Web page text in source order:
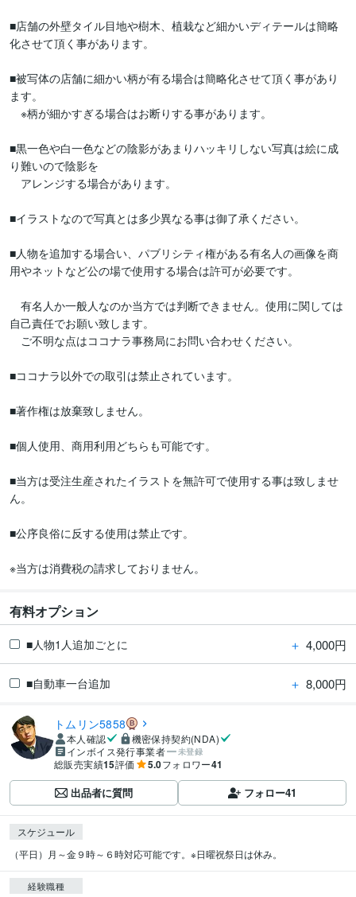
■店舗の外壁タイル目地や樹木、植栽など細かいディテールは簡略
化させて頂く事があります。
■被写体の店舗に細かい柄が有る場合は簡略化させて頂く事があり
ます。
※柄が細かすぎる場合はお断りする事があります。
■黒一色や白一色などの陰影があまりハッキリしない写真は絵に成
り難いので陰影を
アレンジする場合があります。
■イラストなので写真とは多少異なる事は御了承ください。
■人物を追加する場合い、パブリシティ権がある有名人の画像を商
用やネットなど公の場で使用する場合は許可が必要です。
有名人か一般人なのか当方では判断できません。使用に関しては
自己責任でお願い致します。
ご不明な点はココナラ事務局にお問い合わせください。
■ココナラ以外での取引は禁止されています。
■著作権は放棄致しません。
■個人使用、商用利用どちらも可能です。
■当方は受注生産されたイラストを無許可で使用する事は致しませ
ん。
■公序良俗に反する使用は禁止です。
※当方は消費税の請求しておりません。
有料オプション
■人物1人追加ごとに ＋ 4,000円
■自動車一台追加 ＋ 8,000円
トムリン5858
本人確認
機密保持契約(NDA)
インボイス発行事業者
未登録
総販売実績15評価 5.0フォロワー41
出品者に質問 フォロー41
スケジュール
（平日）月～金９時～６時対応可能です。※日曜祝祭日は休み。
経験職種